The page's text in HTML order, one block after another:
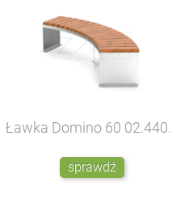
Ławka Domino 60
sprawdź